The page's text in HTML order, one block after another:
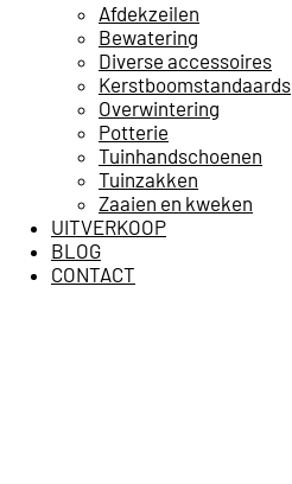
Afdekzeilen
Bewatering
Diverse accessoires
Kerstboomstandaards
Overwintering
Potterie
Tuinhandschoenen
Tuinzakken
Zaaien en kweken
UITVERKOOP
BLOG
CONTACT